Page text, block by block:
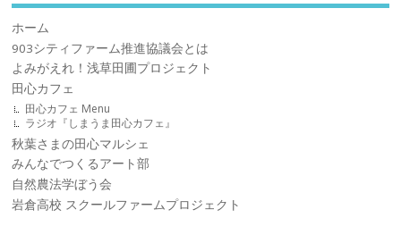
ホーム
903シティファーム推進協議会とは
よみがえれ！浅草田圃プロジェクト
田心カフェ
田心カフェ Menu
ラジオ『しまうま田心カフェ』
秋葉さまの田心マルシェ
みんなでつくるアート部
自然農法学ぼう会
岩倉高校 スクールファームプロジェクト